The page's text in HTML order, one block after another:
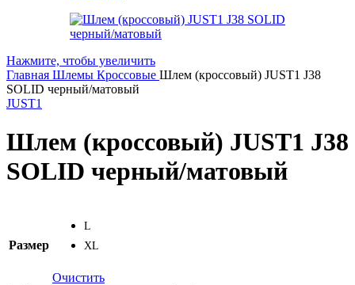
Нажмите, чтобы увеличить
Главная Шлемы Кроссовые Шлем (кроссовый) JUST1 J38
SOLID черный/матовый
JUST1
Шлем (кроссовый) JUST1 J38
SOLID черный/матовый
Размер
L
XL
Очистить